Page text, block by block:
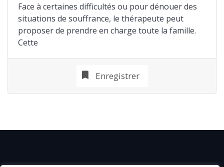
Face à certaines difficultés ou pour dénouer des
situations de souffrance, le thérapeute peut
proposer de prendre en charge toute la famille.
Cette
Enregistrer